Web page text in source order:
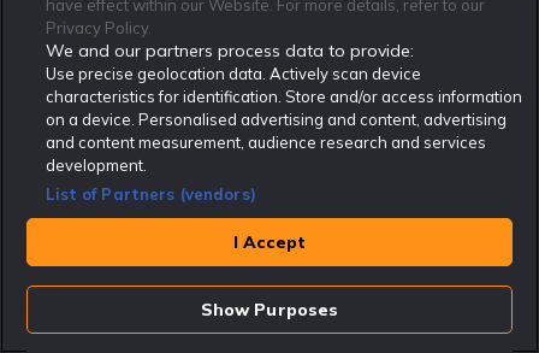
Odds inför Frankrike mot England i VM
Bonusar för nya kunder
Åldersgräns 18 år. Regler & villkor gäller.
spelpaus.se
. Spela ansvarsfullt.
100% upp till 500 kr + 64kr i 1x2-tipset
18+ Spela ansvarsfullt | Nya kunder | Regler & villkor gäller
have effect within our Website. For more details, refer to our
Privacy Policy.
We and our partners process data to provide:
Use precise geolocation data. Actively scan device
characteristics for identification. Store and/or access information
on a device. Personalised advertising and content, advertising
and content measurement, audience research and services
development.
List of Partners (vendors)
I Accept
Show Purposes